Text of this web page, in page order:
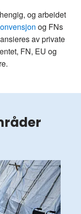
og arbeidet
og FNs
av private
FN, EU og